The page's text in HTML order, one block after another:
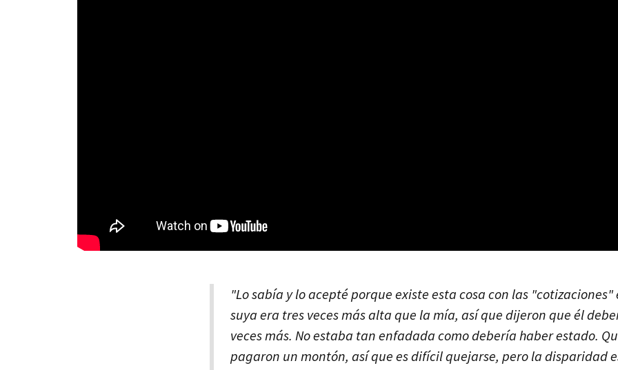
"Lo sabía y lo acepté porque existe esta cosa con las "cotizaciones"
suya era tres veces más alta que la mía, así que dijeron que él
veces más. No estaba tan enfadada como debería haber estado.
pagaron un montón, así que es difícil quejarse, pero la disparidad